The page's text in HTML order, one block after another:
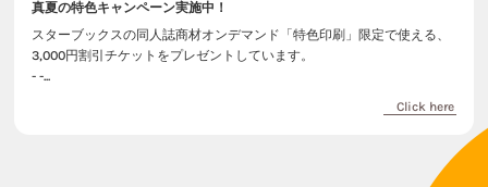
真夏の特色キャンペーン実施中！
スターブックスの同人誌商材オンデマンド「特色印刷」限定で使える、
3,000円割引チケットをプレゼントしています。
- -...
Click here